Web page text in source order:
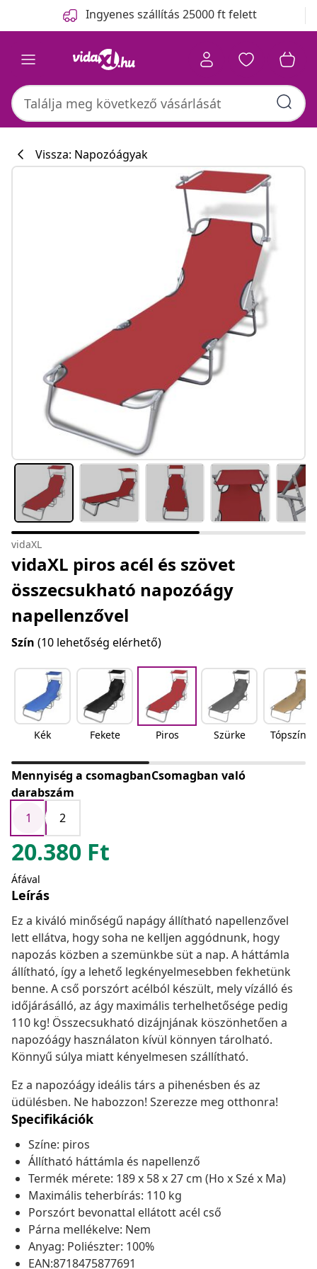
Ingyenes szállítás 25000 ft felett
Vissza: Napozóágyak
vidaXL
vidaXL piros acél és szövet
összecsukható napozóágy
napellenzővel
Szín (10 lehetőség elérhető)
Kék Fekete Piros Szürke Tópszínű
Mennyiség a csomagbanCsomagban való
darabszám
1
2
20.380 Ft
Áfával
Leírás
Ez a kiváló minőségű napágy állítható napellenzővel
lett ellátva, hogy soha ne kelljen aggódnunk, hogy
napozás közben a szemünkbe süt a nap. A háttámla
állítható, így a lehető legkényelmesebben fekhetünk
benne. A cső porszórt acélból készült, mely vízálló és
időjárásálló, az ágy maximális terhelhetősége pedig
110 kg! Összecsukható dizájnjának köszönhetően a
napozóágy használaton kívül könnyen tárolható.
Könnyű súlya miatt kényelmesen szállítható.
Ez a napozóágy ideális társ a pihenésben és az
üdülésben. Ne habozzon! Szerezze meg otthonra!
Specifikációk
Színe: piros
Állítható háttámla és napellenző
Termék mérete: 189 x 58 x 27 cm (Ho x Szé x Ma)
Maximális teherbírás: 110 kg
Porszórt bevonattal ellátott acél cső
Párna mellékelve: Nem
Anyag: Poliészter: 100%
EAN:8718475877691